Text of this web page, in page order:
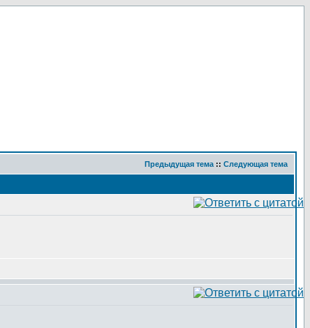
Предыдущая тема :: Следующая тема